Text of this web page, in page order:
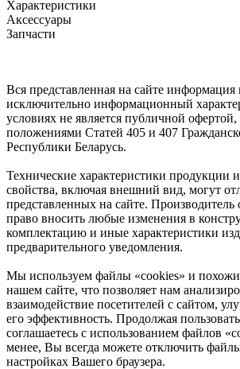
Характеристики
Аксессуары
Запчасти
Вся представленная на сайте информация
исключительно информационный
условиях не является публичной
положениями Статей 405 и 407
Республики Беларусь.
Технические характеристики продукции
свойства, включая внешний вид, могут
представленных на сайте. Производитель
право вносить любые изменения в
комплектацию и иные характеристики
предварительного уведомления.
Мы используем файлы «cookies» и
нашем сайте, что позволяет нам
взаимодействие посетителей с сайтом,
его эффективность. Продолжая
соглашаетесь с использованием файлов
менее, Вы всегда можете отключить
настройках Вашего браузера.